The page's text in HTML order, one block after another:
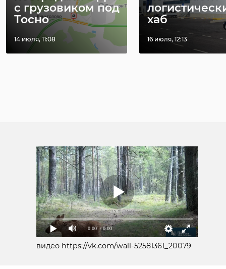
с грузовиком под
Тосно
14 июля, 11:08
хаб
16 июля, 12:13
0:00 / 0:00
видео https://vk.com/wall-52581361_20079